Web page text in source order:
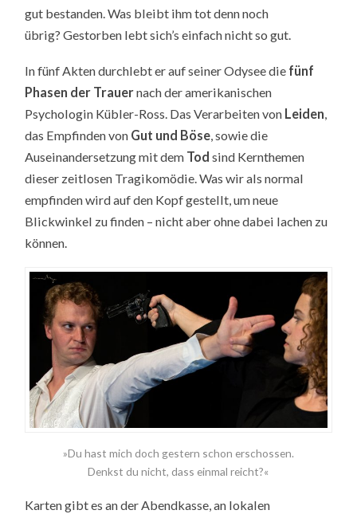
gut bestanden. Was bleibt ihm tot denn noch
übrig? Gestorben lebt sich’s einfach nicht so gut.
In fünf Akten durchlebt er auf seiner Odysee die fünf
Phasen der Trauernach der amerikanischen
Psychologin Kübler-Ross. Das Verarbeiten von Leiden
das Empfinden von Gut und Böse , sowie die
Auseinandersetzung mit dem Todsind Kernthemen
dieser zeitlosen Tragikomödie. Was wir als normal
empfinden wird auf den Kopf gestellt, um neue
Blickwinkel zu finden – nicht aber ohne dabei lachen zu
können.
»Du hast mich doch gestern schon erschossen.
Denkst du nicht, dass einmal reicht?«
Karten gibt es an der Abendkasse, an lokalen